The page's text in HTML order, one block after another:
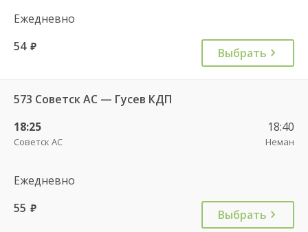
Ежедневно
54 руб. Выбрать
573 Советск АС — Гусев КДП
18:25
Советск АС
18:40
Неман
Ежедневно
55 руб. Выбрать